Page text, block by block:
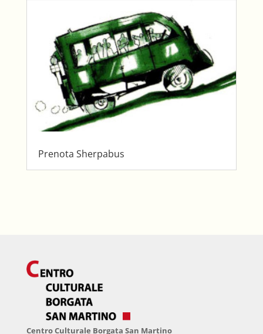
Prenota Sherpabus
Centro Culturale Borgata San Martino